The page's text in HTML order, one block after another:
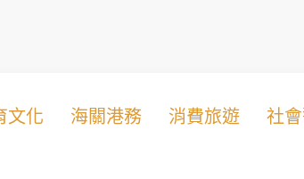
文化 海關港務 消費旅遊 社